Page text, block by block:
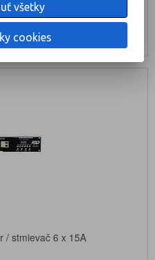
/ stmievač 6 x 15A
všetky
cookies